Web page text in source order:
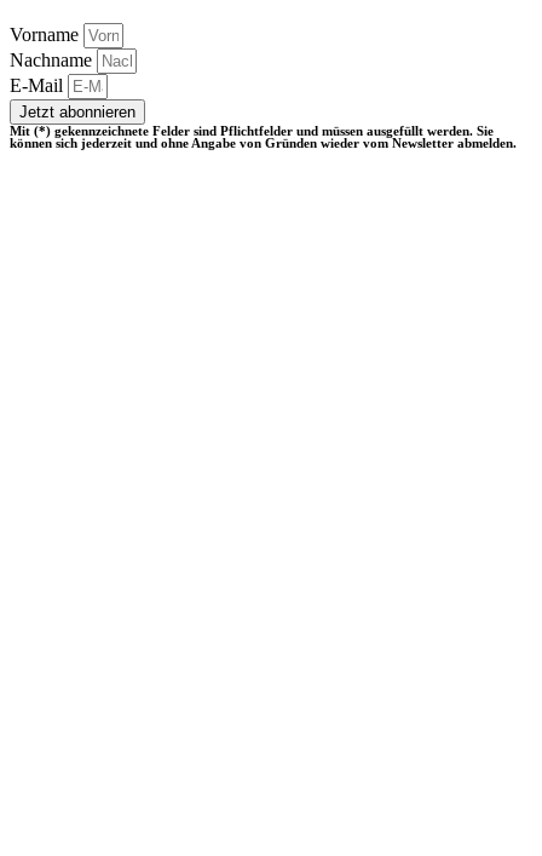
Vorname
Nachname
E-Mail
Jetzt abonnieren
Mit (*) gekennzeichnete Felder sind Pflichtfelder und müssen ausgefüllt werden. Sie
können sich jederzeit und ohne Angabe von Gründen wieder vom Newsletter abmelden.